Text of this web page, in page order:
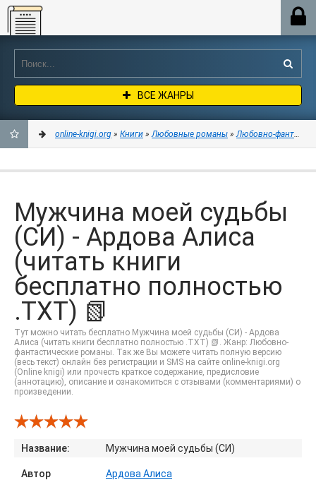
Online-knigi.org
ВСЕ ЖАНРЫ
ЗАКЛАДКИ
online-knigi.org » Книги »Любовные романы »Любовно-
Мужчина моей судьбы
(СИ) - Ардова Алиса
(читать книги
бесплатно полностью
.TXT) 📗
Тут можно читать бесплатно Мужчина моей судьбы (СИ) - Ардова
Алиса (читать книги бесплатно полностью .TXT) 📗. Жанр: Любовно-
фантастические романы. Так же Вы можете читать полную версию
(весь текст) онлайн без регистрации и SMS на сайте online-knigi.org
(Online knigi) или прочесть краткое содержание, предисловие
(аннотацию), описание и ознакомиться с отзывами (комментариями) о
произведении.
Название: Мужчина моей судьбы (СИ)
Автор Ардова Алиса